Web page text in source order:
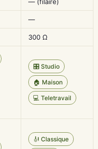
—
300 Ω
🎛️ Studio
🏠 Maison
💻 Teletravail
🎻 Classique